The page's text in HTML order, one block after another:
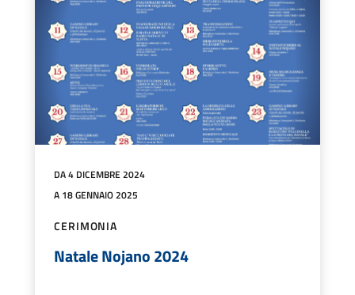
DA 4 DICEMBRE 2024
A 18 GENNAIO 2025
CERIMONIA
Natale Nojano 2024